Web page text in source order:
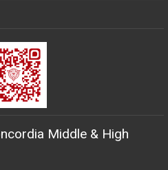
Middle & High